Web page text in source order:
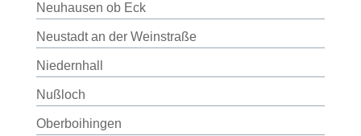
Neuhausen ob Eck
Neustadt an der Weinstraße
Niedernhall
Nußloch
Oberboihingen